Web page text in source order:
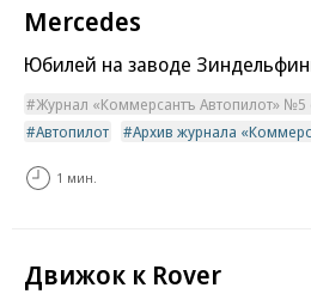
Mercedes
Юбилей на заводе
Журнал «Коммерсантъ Автопилот» №5
Автопилот
Архив журнала
1 мин.
Движок к Rover